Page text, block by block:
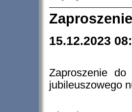
15.12.2023
Zaproszenie do
jubileuszowego